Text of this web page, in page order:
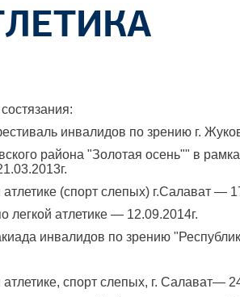
инвалидов по зрению г.
района "Золотая осень"" в
(спорт слепых) г.Салават —
легкой атлетике — 12.09.2014г.
инвалидов по зрению
спорт слепых, г. Салават—